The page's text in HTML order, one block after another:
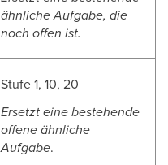
ähnliche Aufgabe, die
noch offen ist.
Stufe 1, 10, 20
Ersetzt eine bestehende
offene ähnliche
Aufgabe.